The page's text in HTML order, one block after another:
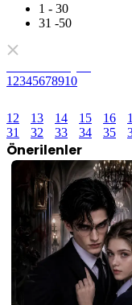
1 - 30
31 -50
1 2345678910
12 13 14 15 16
31
32 33 34 35
Önerilenler